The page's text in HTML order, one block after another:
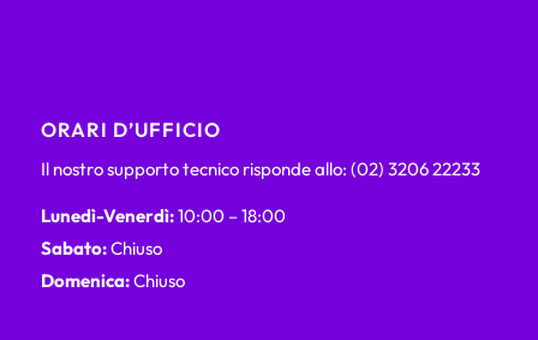
ORARI D’UFFICIO
Il nostro supporto tecnico risponde allo: (02) 3206 22233
Lunedì-Venerdì:10:00 – 18:00
Sabato:Chiuso
Domenica:Chiuso